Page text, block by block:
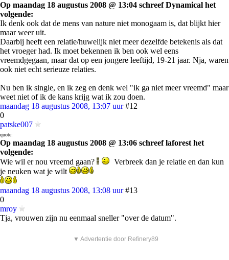
Op maandag 18 augustus 2008 @ 13:04 schreef Dynamical het
volgende:
Ik denk ook dat de mens van nature niet monogaam is, dat blijkt hier
maar weer uit.
Daarbij heeft een relatie/huwelijk niet meer dezelfde betekenis als dat
het vroeger had. Ik moet bekennen ik ben ook wel eens
vreemdgegaan, maar dat op een jongere leeftijd, 19-21 jaar. Nja, waren
ook niet echt serieuze relaties.
Nu ben ik single, en ik zeg en denk wel "ik ga niet meer vreemd" maar
weet niet of ik de kans krijg wat ik zou doen.
maandag 18 augustus 2008, 13:07 uur #12
0
patske007
quote:
Op maandag 18 augustus 2008 @ 13:06 schreef laforest het
volgende:
Wie wil er nou vreemd gaan?
Verbreek dan je relatie en dan kun
je neuken wat je wilt
maandag 18 augustus 2008, 13:08 uur #13
0
mroy
Tja, vrouwen zijn nu eenmaal sneller "over de datum".
▼ Advertentie door Refinery89